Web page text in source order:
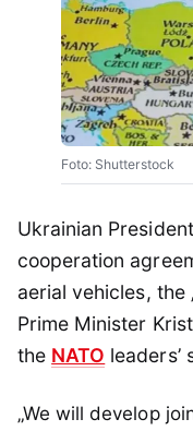
Foto: Shutterstock
Ukrainian
cooperation
aerial vehicles, the
Prime Minister
the NATO leaders’
„We will develop